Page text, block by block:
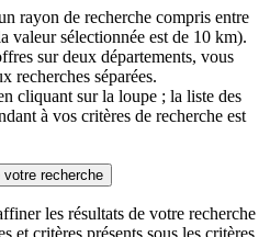
rayon de recherche compris entre
valeur sélectionnée est de 10 km).
sur deux départements, vous
recherches séparées.
cliquant sur la loupe ; la liste des
à vos critères de recherche est
recherche
les résultats de votre recherche
et critères présents sous les critères